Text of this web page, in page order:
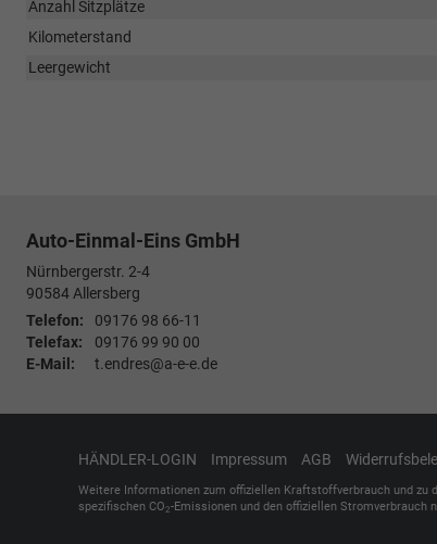
Anzahl Sitzplätze
Kilometerstand
Leergewicht
Auto-Einmal-Eins GmbH
Nürnbergerstr. 2-4
90584Allersberg
Telefon:
09176 98 66-11
Telefax:
09176 99 90 00
E-Mail:
t.endres@a-e-e.de
HÄNDLER-LOGIN Impressum AGB
Weitere Informationen zum offiziellen Kraftstoffverbrauch und zu
spezifischen CO2-Emissionen und den offiziellen Stromverbrauch